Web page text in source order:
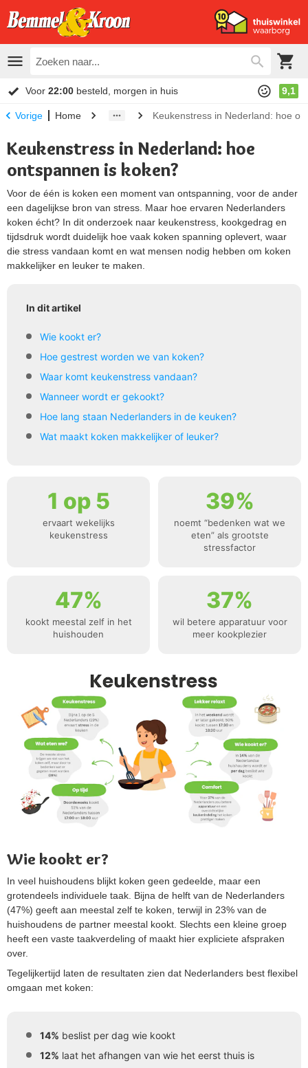
Voor 22:00 besteld, morgen in huis 9,1
Vorige Home Keukenstress in Nederland: hoe
Keukenstress in Nederland: hoe
ontspannen is koken?
Voor de één is koken een moment van ontspanning, voor de ander
een dagelijkse bron van stress. Maar hoe ervaren Nederlanders
koken écht? In dit onderzoek naar keukenstress, kookgedrag en
tijdsdruk wordt duidelijk hoe vaak koken spanning oplevert, waar
die stress vandaan komt en wat mensen nodig hebben om koken
makkelijker en leuker te maken.
In dit artikel
Wie kookt er?
Hoe gestrest worden we van koken?
Waar komt keukenstress vandaan?
Wanneer wordt er gekookt?
Hoe lang staan Nederlanders in de keuken?
Wat maakt koken makkelijker of leuker?
1 op 5
ervaart wekelijks
keukenstress
39%
noemt “bedenken wat we
eten” als grootste
stressfactor
47%
kookt meestal zelf in het
huishouden
37%
wil betere apparatuur voor
meer kookplezier
Wie kookt er?
In veel huishoudens blijkt koken geen gedeelde, maar een
grotendeels individuele taak. Bijna de helft van de Nederlanders
(47%) geeft aan meestal zelf te koken, terwijl in 23% van de
huishoudens de partner meestal kookt. Slechts een kleine groep
heeft een vaste taakverdeling of maakt hier expliciete afspraken
over.
Tegelijkertijd laten de resultaten zien dat Nederlanders best flexibel
omgaan met koken:
14% beslist per dag wie kookt
12% laat het afhangen van wie het eerst thuis is